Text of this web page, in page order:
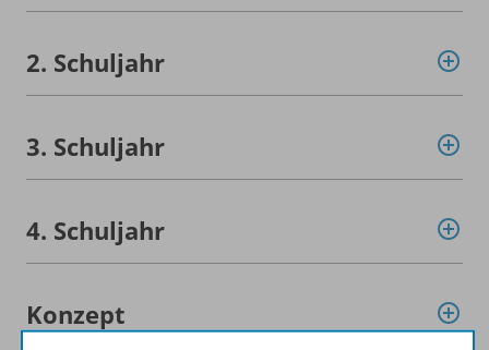
2. Schuljahr
3. Schuljahr
4. Schuljahr
Konzept